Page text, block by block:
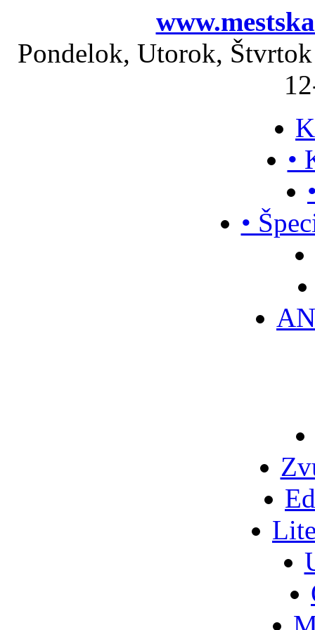
Pondelok, Utorok,
•
•